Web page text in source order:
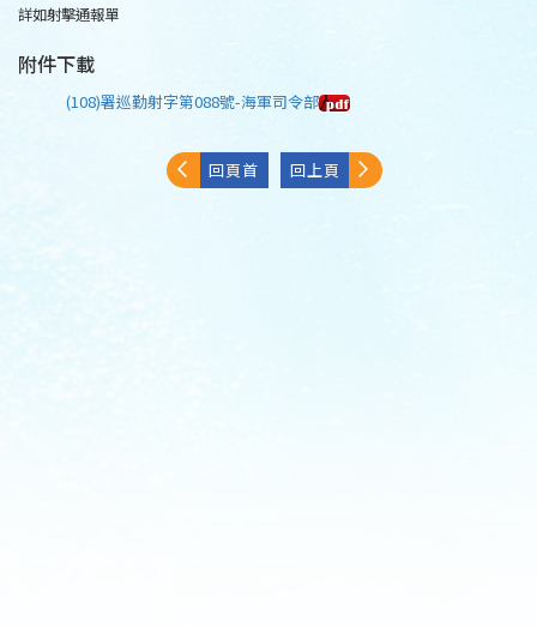
詳如射擊通報單
附件下載
(108)署巡勤射字第088號-海軍司令部
回頁首 回上頁